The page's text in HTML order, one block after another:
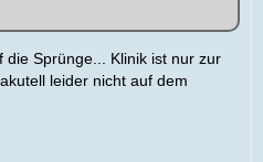
die Sprünge... Klinik ist nur zur
leider nicht auf dem